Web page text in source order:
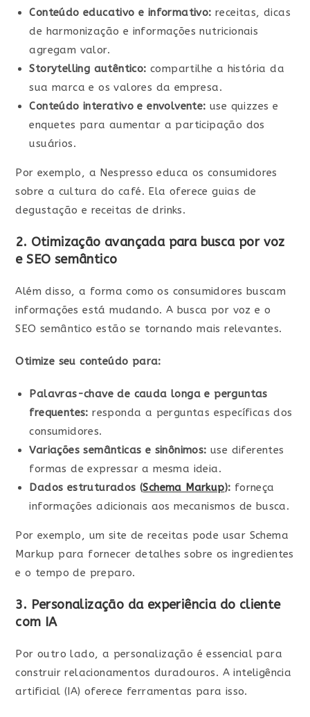
Conteúdo educativo e informativo: receitas, dicas
de harmonização e informações nutricionais
agregam valor.
Storytelling autêntico: compartilhe a história da
sua marca e os valores da empresa.
Conteúdo interativo e envolvente: use quizzes e
enquetes para aumentar a participação dos
usuários.
Por exemplo, a Nespresso educa os consumidores
sobre a cultura do café. Ela oferece guias de
degustação e receitas de drinks.
2. Otimização avançada para busca por voz
e SEO semântico
Além disso, a forma como os consumidores buscam
informações está mudando. A busca por voz e o
SEO semântico estão se tornando mais relevantes.
Otimize seu conteúdo para:
Palavras-chave de cauda longa e perguntas
frequentes: responda a perguntas específicas dos
consumidores.
Variações semânticas e sinônimos: use diferentes
formas de expressar a mesma ideia.
Dados estruturados (Schema Markup): forneça
informações adicionais aos mecanismos de busca.
Por exemplo, um site de receitas pode usar Schema
Markup para fornecer detalhes sobre os ingredientes
e o tempo de preparo.
3. Personalização da experiência do cliente
com IA
Por outro lado, a personalização é essencial para
construir relacionamentos duradouros. A inteligência
artificial (IA) oferece ferramentas para isso.